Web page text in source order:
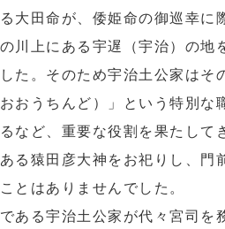
大田命が、倭姫命の御巡幸に
川上にある宇遅（宇治）の地
た。そのため宇治土公家はそ
おうちんど）」という特別
など、重要な役割を果たして
る猿田彦大神をお祀りし、門
とはありませんでした。
ある宇治土公家が代々宮司を